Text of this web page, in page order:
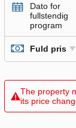
Dato for
fullstendig
program
Fuld pris
The property
its price